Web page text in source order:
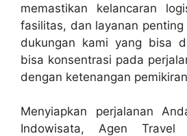
memastikan kelancaran
fasilitas, dan layanan penting
dukungan kami yang bisa
bisa konsentrasi pada
dengan ketenangan
Menyiapkan perjalanan
Indowisata, Agen Travel